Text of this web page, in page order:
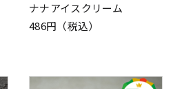
ナナアイスクリーム
486円（税込）